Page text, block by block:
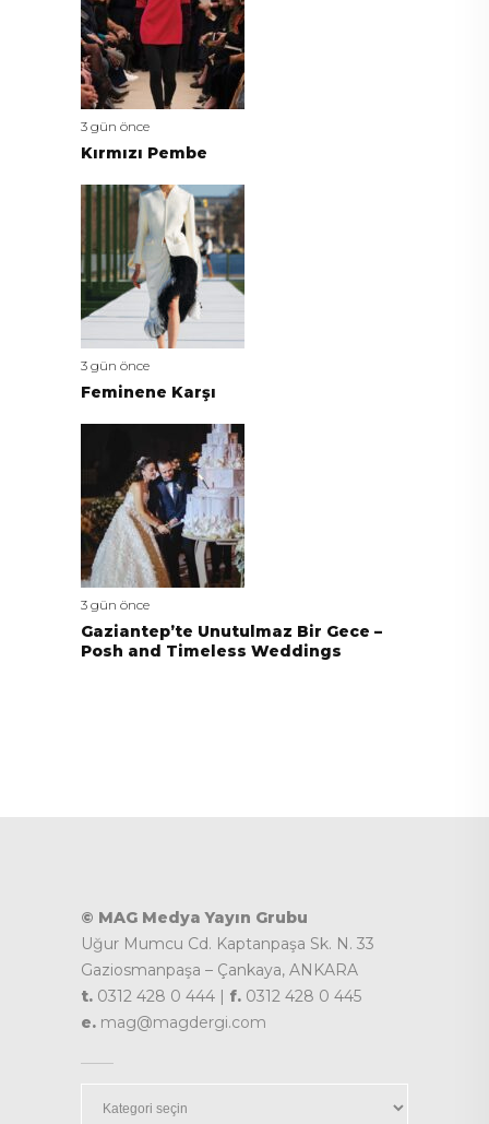
3 gün önce
Kırmızı Pembe
3 gün önce
Feminene Karşı
3 gün önce
Gaziantep’te Unutulmaz Bir Gece –
Posh and Timeless Weddings
© MAG Medya Yayın Grubu
Uğur Mumcu Cd. Kaptanpaşa Sk. N. 33
Gaziosmanpaşa – Çankaya, ANKARA
t. 0312 428 0 444 | f. 0312 428 0 445
e. mag@magdergi.com